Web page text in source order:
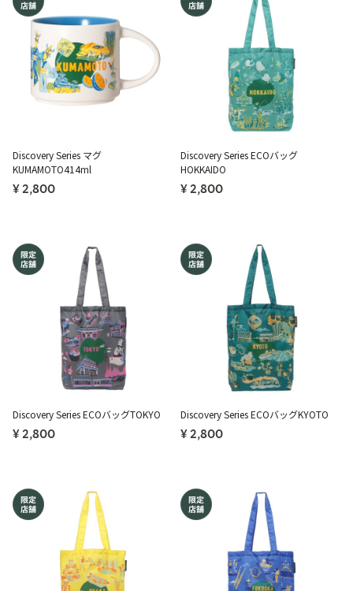
Discovery Series マグ
KUMAMOTO414ml
¥ 2,800
Discovery Series ECOバッグ
HOKKAIDO
¥ 2,800
Discovery Series ECOバッグTOKYO
¥ 2,800
Discovery Series ECOバッグKYOTO
¥ 2,800